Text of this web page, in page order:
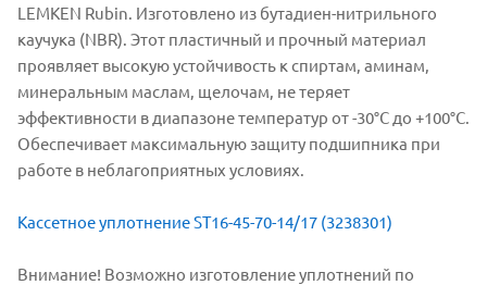
LEMKEN Rubin. Изготовлено из бутадиен-нитрильного
каучука (NBR). Этот пластичный и прочный материал
проявляет высокую устойчивость к спиртам, аминам,
минеральным маслам, щелочам, не теряет
эффективности в диапазоне температур от -30°С до +100°С.
Обеспечивает максимальную защиту подшипника при
работе в неблагоприятных условиях.
Кассетное уплотнение ST16-45-70-14/17 (3238301)
Внимание! Возможно изготовление уплотнений по